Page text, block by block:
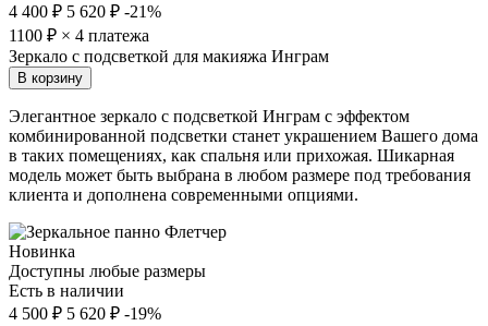
4 400 ₽ 5 620 ₽ -21%
1100 ₽ × 4 платежа
Зеркало с подсветкой для макияжа Инграм
В корзину
Элегантное зеркало с подсветкой Инграм с эффектом
комбинированной подсветки станет украшением Вашего дома
в таких помещениях, как спальня или прихожая. Шикарная
модель может быть выбрана в любом размере под требования
клиента и дополнена современными опциями.
Новинка
Доступны любые размеры
Есть в наличии
4 500 ₽ 5 620 ₽ -19%